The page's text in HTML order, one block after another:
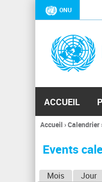
ONU
ACCUEIL
Vous
ici
Accueil ›Calendrier
Events
Mois Jour